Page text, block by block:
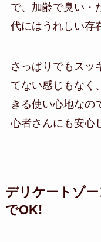
で、加齢で臭い・
代にはうれしい存
さっぱりでもスッ
てない感じもなく
きる使い心地なの
心者さんにも安心
デリケートゾ
でOK!